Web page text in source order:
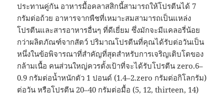
ประทานคู่กัน อาหารมื้อคลาสสิกนี้สามารถให้โปรตีนได้ 7
กรัมต่อถ้วย อาหารจากพืชที่เหมาะสมสามารถเป็นแหล่ง
โปรตีนและสารอาหารอื่นๆ ที่ดีเยี่ยม ซึ่งมักจะมีแคลอรี่น้อย
กว่าผลิตภัณฑ์จากสัตว์ ปริมาณโปรตีนที่คุณได้รับต่อวันเป็น
หนึ่งในข้อพิจารณาที่สำคัญที่สุดสำหรับการเจริญเติบโตของ
กล้ามเนื้อ คนส่วนใหญ่ควรตั้งเป้าที่จะได้รับโปรตีน zero.6–
0.9 กรัมต่อน้ำหนักตัว 1 ปอนด์ (1.4–2.zero กรัมต่อกิโลกรัม)
ต่อวัน หรือโปรตีน 20–40 กรัมต่อมื้อ (5, 12, thirteen, 14)